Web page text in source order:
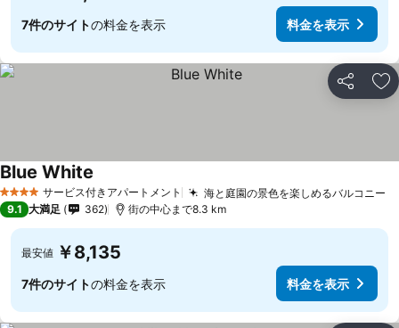
7件のサイトの料金を表示 料金を表示
シェア お
4 ホテルのランクサービス付きアパートメント 海と庭園の景色を楽しめるバルコニー
Blue White
9.1 大満足 362 街の中心まで8.3 km
最安値 ￥8,135
7件のサイトの料金を表示 料金を表示